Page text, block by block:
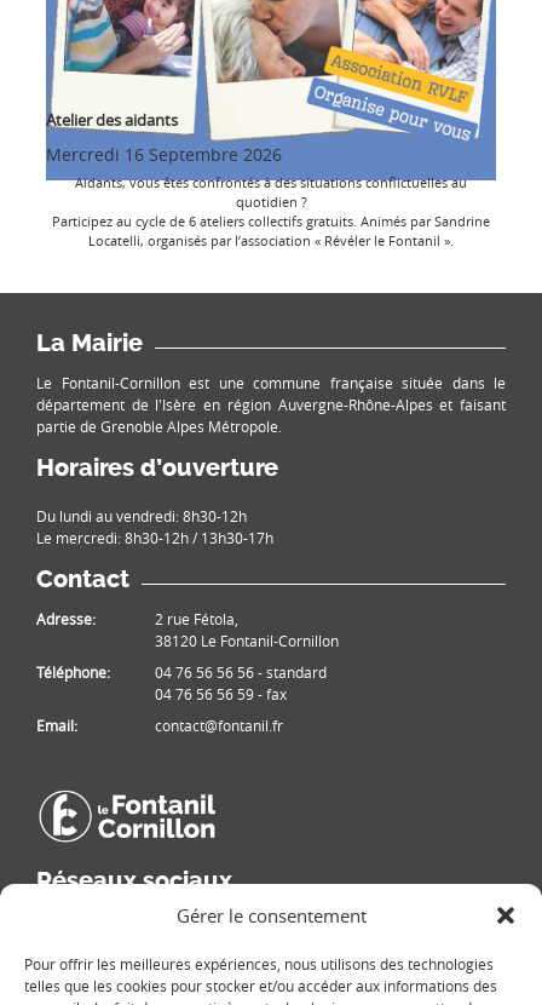
Gérer le consentement
Pour offrir les meilleures expériences, nous utilisons des technologies
telles que les cookies pour stocker et/ou accéder aux informations des
Atelier des aidants
Mercredi 16 Septembre 2026
Aidants, vous êtes confrontés à des situations conflictuelles au
quotidien ?
Participez au cycle de 6 ateliers collectifs gratuits. Animés par Sandrine
Locatelli, organisés par l’association « Révéler le Fontanil ».
La Mairie
Le Fontanil-Cornillon est une commune française située dans le
département de l'Isère en région Auvergne-Rhône-Alpes et faisant
partie de Grenoble Alpes Métropole.
Horaires d’ouverture
Du lundi au vendredi: 8h30-12h
Le mercredi: 8h30-12h / 13h30-17h
Contact
Adresse:
2 rue Fétola,
38120 Le Fontanil-Cornillon
Téléphone:
04 76 56 56 56 - standard
04 76 56 56 59 - fax
Email:
contact@fontanil.fr
Réseaux sociaux
Retrouvez les informations de la commune sur différents réseaux